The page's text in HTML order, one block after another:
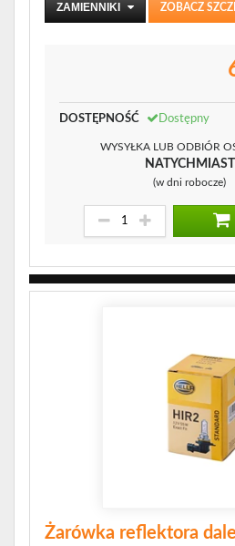
ZAMIENNIKI ZOBACZ
DOSTĘPNOŚĆ Dostępny
WYSYŁKA LUB ODBIÓR
NATYCHMIAST
(w dni robocze)
Żarówka reflektora